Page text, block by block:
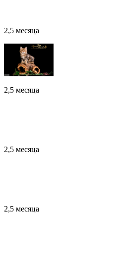
2,5 месяца
2,5 месяца
2,5 месяца
2,5 месяца